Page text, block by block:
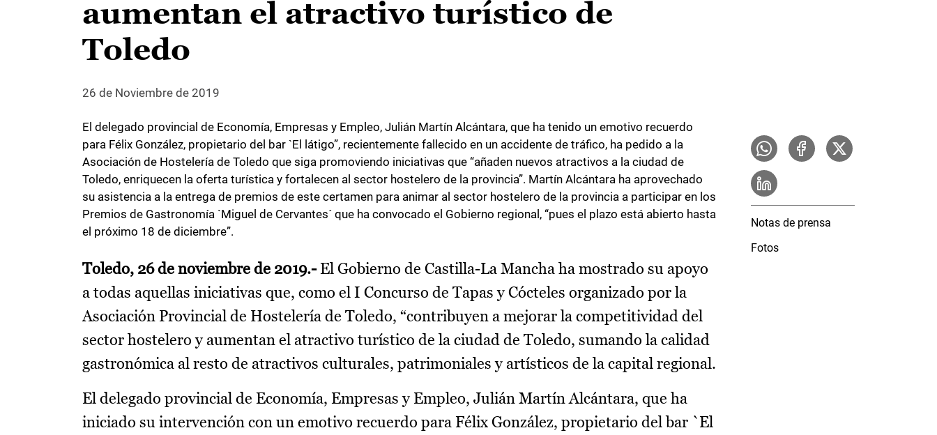
aumentan el atractivo turístico de
Toledo
26 de Noviembre de 2019
El delegado provincial de Economía, Empresas y Empleo, Julián Martín Alcántara, que ha tenido un emotivo recuerdo
para Félix González, propietario del bar `El látigo”, recientemente fallecido en un accidente de tráfico, ha pedido a la
Asociación de Hostelería de Toledo que siga promoviendo iniciativas que “añaden nuevos atractivos a la ciudad de
Toledo, enriquecen la oferta turística y fortalecen al sector hostelero de la provincia”. Martín Alcántara ha aprovechado
su asistencia a la entrega de premios de este certamen para animar al sector hostelero de la provincia a participar en los
Premios de Gastronomía `Miguel de Cervantes´ que ha convocado el Gobierno regional, “pues el plazo está abierto hasta
el próximo 18 de diciembre”.
Toledo, 26 de noviembre de 2019.-El Gobierno de Castilla-La Mancha ha mostrado su apoyo
a todas aquellas iniciativas que, como el I Concurso de Tapas y Cócteles organizado por la
Asociación Provincial de Hostelería de Toledo, “contribuyen a mejorar la competitividad del
sector hostelero y aumentan el atractivo turístico de la ciudad de Toledo, sumando la calidad
gastronómica al resto de atractivos culturales, patrimoniales y artísticos de la capital regional.
El delegado provincial de Economía, Empresas y Empleo, Julián Martín Alcántara, que ha
iniciado su intervención con un emotivo recuerdo para Félix González, propietario del bar `El
Notas de prensa
Fotos